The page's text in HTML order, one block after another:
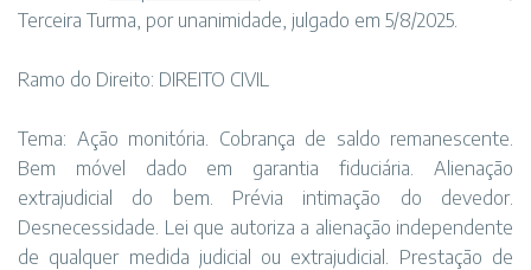
Terceira Turma, por unanimidade, julgado em 5/8/2025.
Ramo do Direito: DIREITO CIVIL
Tema: Ação monitória. Cobrança de saldo remanescente.
Bem móvel dado em garantia fiduciária. Alienação
extrajudicial do bem. Prévia intimação do devedor.
Desnecessidade. Lei que autoriza a alienação independente
de qualquer medida judicial ou extrajudicial. Prestação de